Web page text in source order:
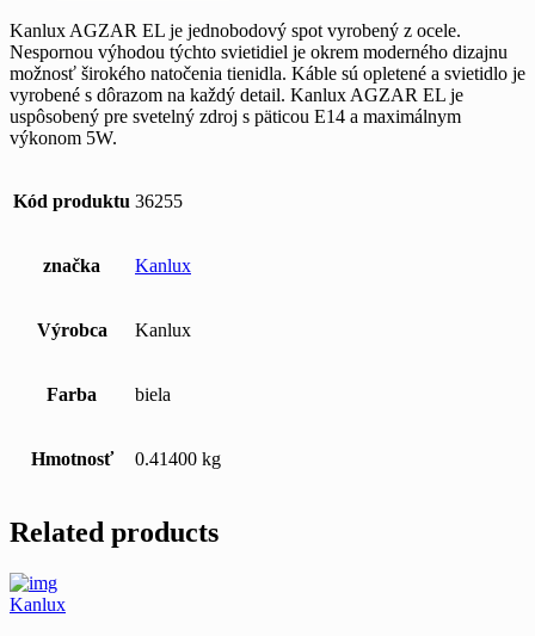
Kanlux AGZAR EL je jednobodový spot vyrobený z ocele.
Nespornou výhodou týchto svietidiel je okrem moderného dizajnu
možnosť širokého natočenia tienidla. Káble sú opletené a svietidlo je
vyrobené s dôrazom na každý detail. Kanlux AGZAR EL je
uspôsobený pre svetelný zdroj s päticou E14 a maximálnym
výkonom 5W.
Kód produktu 36255
značka Kanlux
Výrobca Kanlux
Farba biela
Hmotnosť 0.41400 kg
Related products
Kanlux